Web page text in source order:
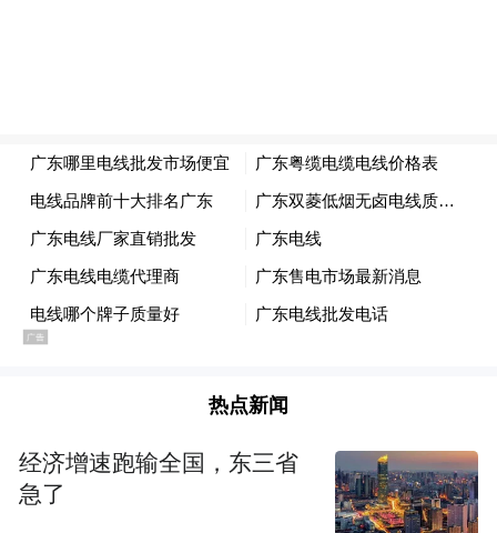
（刘亮亮 摄 电影台词取自《楚门的世界》）
热点新闻
经济增速跑输全国，东三省
急了